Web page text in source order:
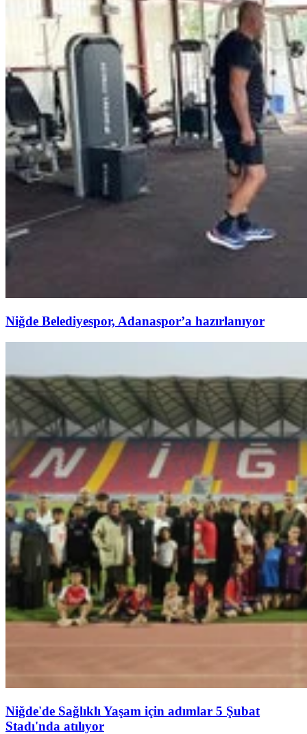
Niğde Belediyespor, Adanaspor’a hazırlanıyor
Niğde'de Sağlıklı Yaşam için adımlar 5 Şubat
Stadı'nda atılıyor